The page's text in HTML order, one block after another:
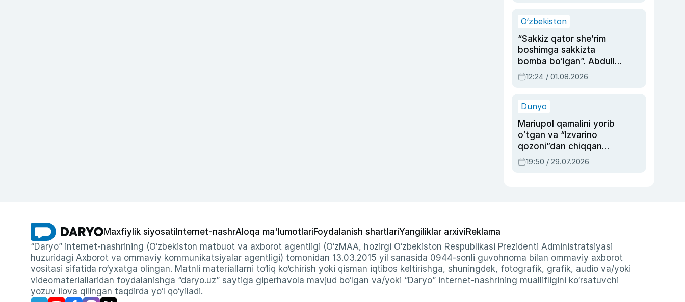
O‘zbekiston
“Sakkiz qator she’rim
boshimga sakkizta
bomba bo‘lgan”. Abdulla
Oripovni siyosiy
ayblovlardan asrab
12:24 / 01.08.2026
Dunyo
Mariupol qamalini yorib
oʻtgan va “Izvarino
qozoni”dan chiqqan
qahramon — Ukraina
armiyasi bosh
19:50 / 29.07.2026
Maxfiylik siyosati Internet-nashrAloqa ma'lumotlariFoydalanish shartlariYangiliklar arxiviReklama
“Daryo” internet-nashrining (O‘zbekiston matbuot va axborot agentligi (O‘zMAA, hozirgi O‘zbekiston Respublikasi Prezidenti Administratsiyasi
huzuridagi Axborot va ommaviy kommunikatsiyalar agentligi) tomonidan 13.03.2015 yil sanasida 0944-sonli guvohnoma bilan ommaviy axborot
vositasi sifatida ro‘yxatga olingan. Matnli materiallarni to‘liq ko‘chirish yoki qisman iqtibos keltirishga, shuningdek, fotografik, grafik, audio va/yoki
videomateriallaridan foydalanishga “daryo.uz” saytiga giperhavola mavjud bo‘lgan va/yoki “Daryo” internet-nashrining muallifligini ko‘rsatuvchi
yozuv ilova qilingan taqdirda yo‘l qo‘yiladi.